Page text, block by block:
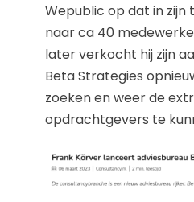
Wepublic op dat in zijn
naar ca 40
later verkocht hij zijn
Beta Strategies
zoeken en weer de
opdrachtgevers te